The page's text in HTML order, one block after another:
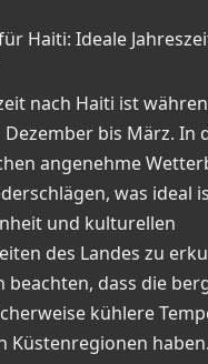
Haiti: Ideale
nach Haiti ist
bis März. In
angenehme
was ideal
und kulturellen
des Landes zu
beachten, dass die
kühlere
Küstenregionen haben.